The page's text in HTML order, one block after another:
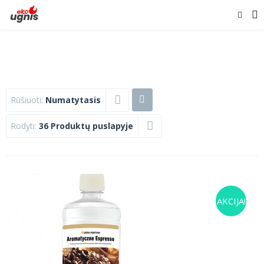
Rūšiuoti: Numatytasis
Rodyti: 36 Produktų puslapyje
AKCIJA!